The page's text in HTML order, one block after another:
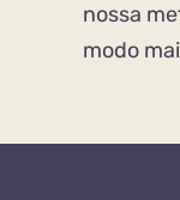
nossa
modo